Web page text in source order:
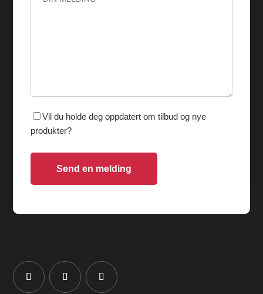
Vil du holde deg oppdatert om tilbud og nye
produkter?
Send en melding